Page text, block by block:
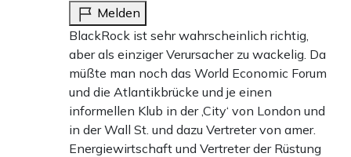
Melden
BlackRock ist sehr wahrscheinlich richtig,
aber als einziger Verursacher zu wackelig. Da
müßte man noch das World Economic Forum
und die Atlantikbrücke und je einen
informellen Klub in der ‚City‘ von London und
in der Wall St. und dazu Vertreter von amer.
Energiewirtschaft und Vertreter der Rüstung